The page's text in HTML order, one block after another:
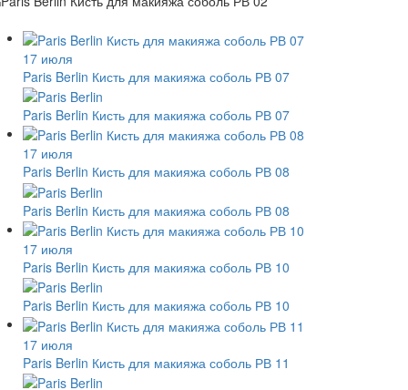
17 июля
Paris Berlin Кисть для макияжа соболь РВ 07
Paris Berlin Кисть для макияжа соболь РВ 07
17 июля
Paris Berlin Кисть для макияжа соболь РВ 08
Paris Berlin Кисть для макияжа соболь РВ 08
17 июля
Paris Berlin Кисть для макияжа соболь РВ 10
Paris Berlin Кисть для макияжа соболь РВ 10
17 июля
Paris Berlin Кисть для макияжа соболь РВ 11